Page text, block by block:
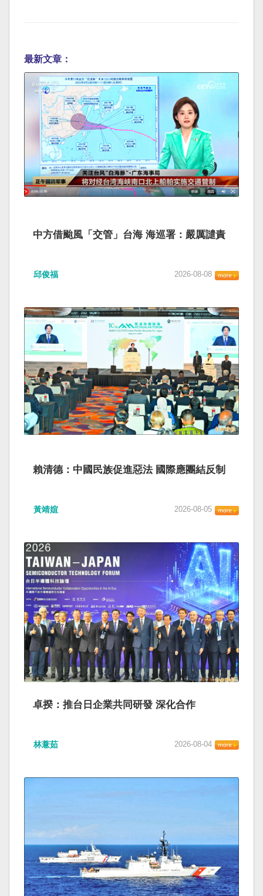
最新文章：
中方借颱風「交管」台海 海巡署：嚴厲譴責
邱俊福 2026-08-08
賴清德：中國民族促進惡法 國際應團結反制
黃靖媗 2026-08-05
卓揆：推台日企業共同研發 深化合作
林薏茹 2026-08-04